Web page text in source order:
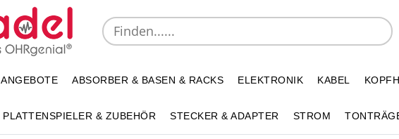
ANGEBOTE ABSORBER & BASEN & RACKS ELEKTRONIK KABEL
PLATTENSPIELER & ZUBEHÖR STECKER & ADAPTER STROM